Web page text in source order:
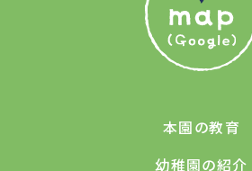
本園の教育
幼稚園の紹介